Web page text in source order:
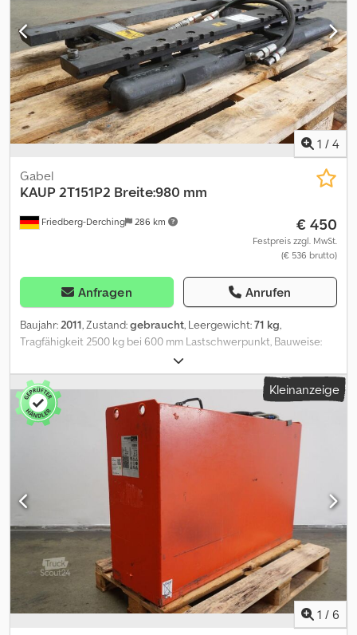
1 / 4
Friedberg-Derching 286 km
Gabel
KAUP 2T151P2 Breite:980 mm
€ 450
Festpreis zzgl. MwSt.
(€ 536 brutto)
Anfragen Anrufen
Baujahr:2011, Zustand:gebraucht, Leergewicht:71 kg,
Tragfähigkeit 2500 kg bei 600 mm Lastschwerpunkt, Bauweise:
980 mm, Aufhängung: FEM2, Vorbaumaß: 72 mm,
Eigenschwerpunkt: 35 mm, gebrauchter KAUP-Seitenschieber
2T151P2, Breite 980 mm, Seitenschub +/- 100 mm, mit
Schlauchanschluss mit Schnellkupplungen, Gabelträgerbreite:
980, Lastschwerpunkt: 600, Eigenschwerpunkt: 35. Dkjdpfxjztgq
Kleinanzeige
1 / 6